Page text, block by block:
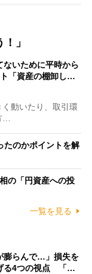
」
ないために平時から
「資産の棚卸し…
動いたり、取引環
…
たのかポイントを解
の「円資産への投
一覧を見る
膨らんで…」損失を
る4つの視点 「…